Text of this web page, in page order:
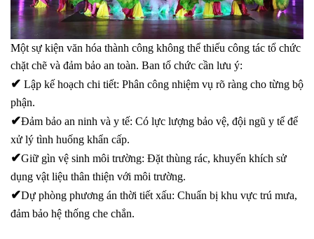
Một sự kiện văn hóa thành công không thể thiếu công tác tổ chức
chặt chẽ và đảm bảo an toàn. Ban tổ chức cần lưu ý:
✔ Lập kế hoạch chi tiết: Phân công nhiệm vụ rõ ràng cho từng bộ
phận.
✔Đảm bảo an ninh và y tế: Có lực lượng bảo vệ, đội ngũ y tế để
xử lý tình huống khẩn cấp.
✔Giữ gìn vệ sinh môi trường: Đặt thùng rác, khuyến khích sử
dụng vật liệu thân thiện với môi trường.
✔Dự phòng phương án thời tiết xấu: Chuẩn bị khu vực trú mưa,
đảm bảo hệ thống che chắn.